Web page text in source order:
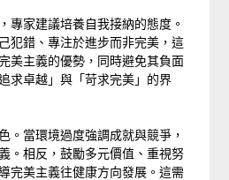
專家建議培養自我接納的態度。
犯錯、專注於進步而非完美，這
美主義的優勢，同時避免其負面
求卓越」與「苛求完美」的界
。當環境過度強調成就與競爭，
。相反，鼓勵多元價值、重視努
完美主義往健康方向發展。這需